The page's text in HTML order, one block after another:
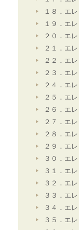
１８．エ
１９．エ
２０．エ
２１．エ
２２．エ
２３．エ
２４．エ
２５．エ
２６．エ
２７．エ
２８．エ
２９．エ
３０．エ
３１．エ
３２．エ
３３．エ
３４．エ
３５．エ